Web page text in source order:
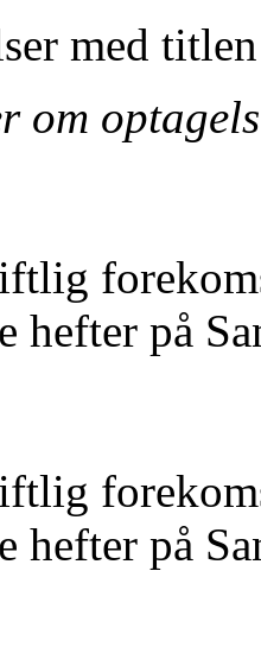
med
om
hefter på
hefter på